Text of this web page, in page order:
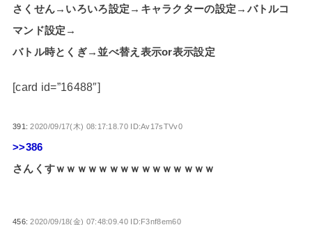
さくせん→いろいろ設定→キャラクターの設定→バトルコ
マンド設定→
バトル時とくぎ→並べ替え表示or表示設定
[card id=”16488″]
391:2020/09/17(木) 08:17:18.70 ID:Av17sTVv0
>>386
さんくすｗｗｗｗｗｗｗｗｗｗｗｗｗｗｗ
456:2020/09/18(金) 07:48:09.40 ID:F3nf8em60